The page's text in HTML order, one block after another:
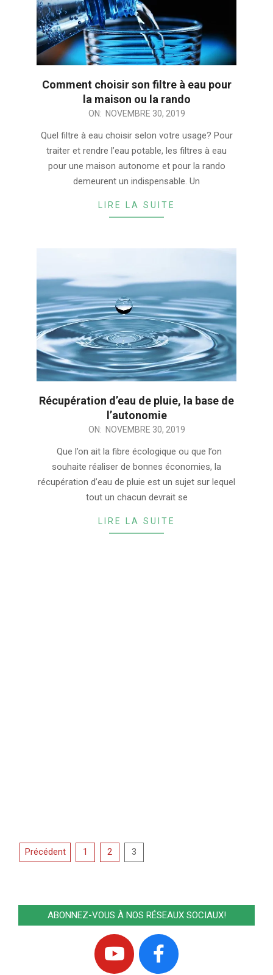
Comment choisir son filtre à eau pour
la maison ou la rando
ON: NOVEMBRE 30, 2019
Quel filtre à eau choisir selon votre usage? Pour
traiter et rendre l’eau potable, les filtres à eau
pour une maison autonome et pour la rando
demeurent un indispensable. Un
LIRE LA SUITE
Récupération d’eau de pluie, la base de
l’autonomie
ON: NOVEMBRE 30, 2019
Que l’on ait la fibre écologique ou que l’on
souhaite réaliser de bonnes économies, la
récupération d’eau de pluie est un sujet sur lequel
tout un chacun devrait se
LIRE LA SUITE
Pagination
Précédent 1 2 3
ABONNEZ-VOUS À NOS RÉSEAUX SOCIAUX!